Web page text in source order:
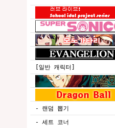
[일반 캐릭터]
- 랜덤 뽑기
- 세트 코너